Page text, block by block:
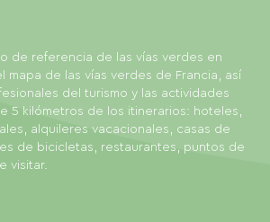
de referencia de las vías verdes en
mapa de las vías verdes de Francia, así
del turismo y las actividades
5 kilómetros de los itinerarios: hoteles,
alquileres vacacionales, casas de
de bicicletas, restaurantes, puntos de
visitar.